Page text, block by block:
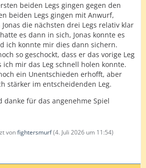
beiden Legs gingen gegen den
beiden Legs gingen mit Anwurf,
die nächsten drei Legs relativ klar
es dann in sich, Jonas konnte es
ich konnte mir dies dann sichern.
so geschockt, dass er das vorige Leg
ich mir das Leg schnell holen konnte.
ein Unentschieden erhofft, aber
stärker im entscheidenden Leg.
danke für das angenehme Spiel
vonfightersmurf(4. Juli 2026 um 11:54)